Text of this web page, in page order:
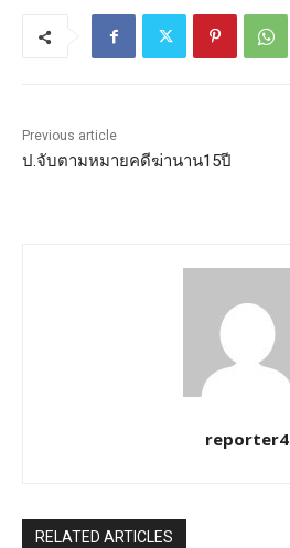
Previous article
ป.จับตามหมายคดีฆ่านาน15ปี
reporter4
RELATED ARTICLES